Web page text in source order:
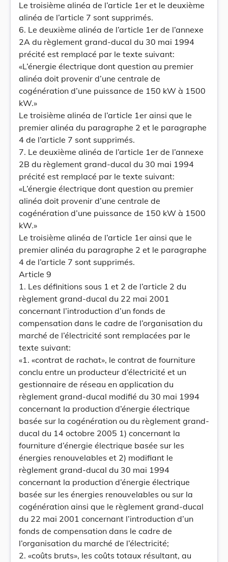
Le troisième alinéa de l’article 1er et le deuxième
alinéa de l’article 7 sont supprimés.
6. Le deuxième alinéa de l’article 1er de l’annexe
2A du règlement grand-ducal du 30 mai 1994
précité est remplacé par le texte suivant:
«L’énergie électrique dont question au premier
alinéa doit provenir d’une centrale de
cogénération d’une puissance de 150 kW à 1500
kW.»
Le troisième alinéa de l’article 1er ainsi que le
premier alinéa du paragraphe 2 et le paragraphe
4 de l’article 7 sont supprimés.
7. Le deuxième alinéa de l’article 1er de l’annexe
2B du règlement grand-ducal du 30 mai 1994
précité est remplacé par le texte suivant:
«L’énergie électrique dont question au premier
alinéa doit provenir d’une centrale de
cogénération d’une puissance de 150 kW à 1500
kW.»
Le troisième alinéa de l’article 1er ainsi que le
premier alinéa du paragraphe 2 et le paragraphe
4 de l’article 7 sont supprimés.
Article 9
1. Les définitions sous 1 et 2 de l’article 2 du
règlement grand-ducal du 22 mai 2001
concernant l’introduction d’un fonds de
compensation dans le cadre de l’organisation du
marché de l’électricité sont remplacées par le
texte suivant:
«1. «contrat de rachat», le contrat de fourniture
conclu entre un producteur d’électricité et un
gestionnaire de réseau en application du
règlement grand-ducal modifié du 30 mai 1994
concernant la production d’énergie électrique
basée sur la cogénération ou du règlement grand-
ducal du 14 octobre 2005 1) concernant la
fourniture d’énergie électrique basée sur les
énergies renouvelables et 2) modifiant le
règlement grand-ducal du 30 mai 1994
concernant la production d’énergie électrique
basée sur les énergies renouvelables ou sur la
cogénération ainsi que le règlement grand-ducal
du 22 mai 2001 concernant l’introduction d’un
fonds de compensation dans le cadre de
l’organisation du marché de l’électricité;
2. «coûts bruts», les coûts totaux résultant, au